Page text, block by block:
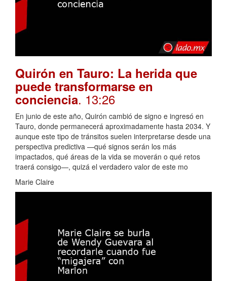
Quirón en Tauro: La herida que
puede transformarse en
conciencia. 13:26
En junio de este año, Quirón cambió de signo e ingresó en
Tauro, donde permanecerá aproximadamente hasta 2034. Y
aunque este tipo de tránsitos suelen interpretarse desde una
perspectiva predictiva —qué signos serán los más
impactados, qué áreas de la vida se moverán o qué retos
traerá consigo—, quizá el verdadero valor de este mo
Marie Claire